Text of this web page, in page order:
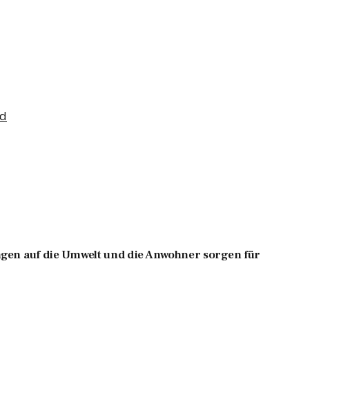
auf die Umwelt und die Anwohner sorgen für